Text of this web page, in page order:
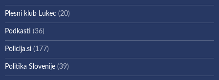
Plesni klub Lukec (20)
Podkasti (36)
Policija.si (177)
Politika Slovenije (39)